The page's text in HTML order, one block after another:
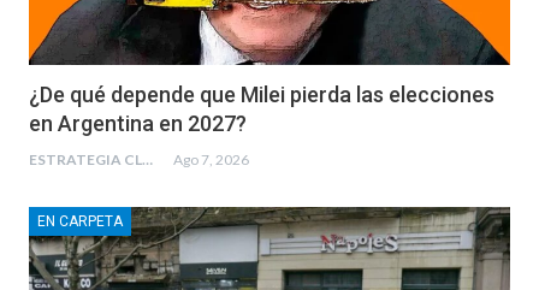
¿De qué depende que Milei pierda las elecciones
en Argentina en 2027?
ESTRATEGIA CLAE Ago 7, 2026
EN CARPETA